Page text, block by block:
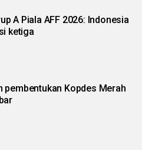
A Piala AFF 2026: Indonesia
ketiga
pembentukan Kopdes Merah